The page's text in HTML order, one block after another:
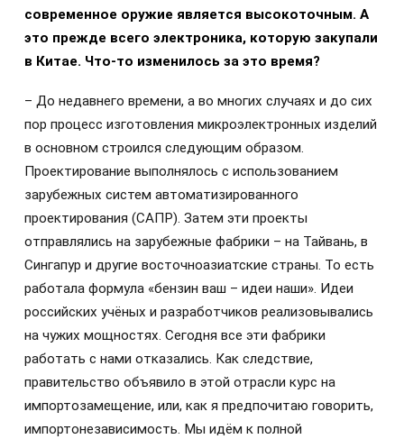
современное оружие является высокоточным. А
это прежде всего электроника, которую закупали
в Китае. Что-то изменилось за это время?
– До недавнего времени, а во многих случаях и до сих
пор процесс изготовления микроэлектронных изделий
в основном строился следующим образом.
Проектирование выполнялось с использованием
зарубежных систем автоматизированного
проектирования (САПР). Затем эти проекты
отправлялись на зарубежные фабрики – на Тайвань, в
Сингапур и другие восточноазиатские страны. То есть
работала формула «бензин ваш – идеи наши». Идеи
российских учёных и разработчиков реализовывались
на чужих мощностях. Сегодня все эти фабрики
работать с нами отказались. Как следствие,
правительство объявило в этой отрасли курс на
импортозамещение, или, как я предпочитаю говорить,
импортонезависимость. Мы идём к полной